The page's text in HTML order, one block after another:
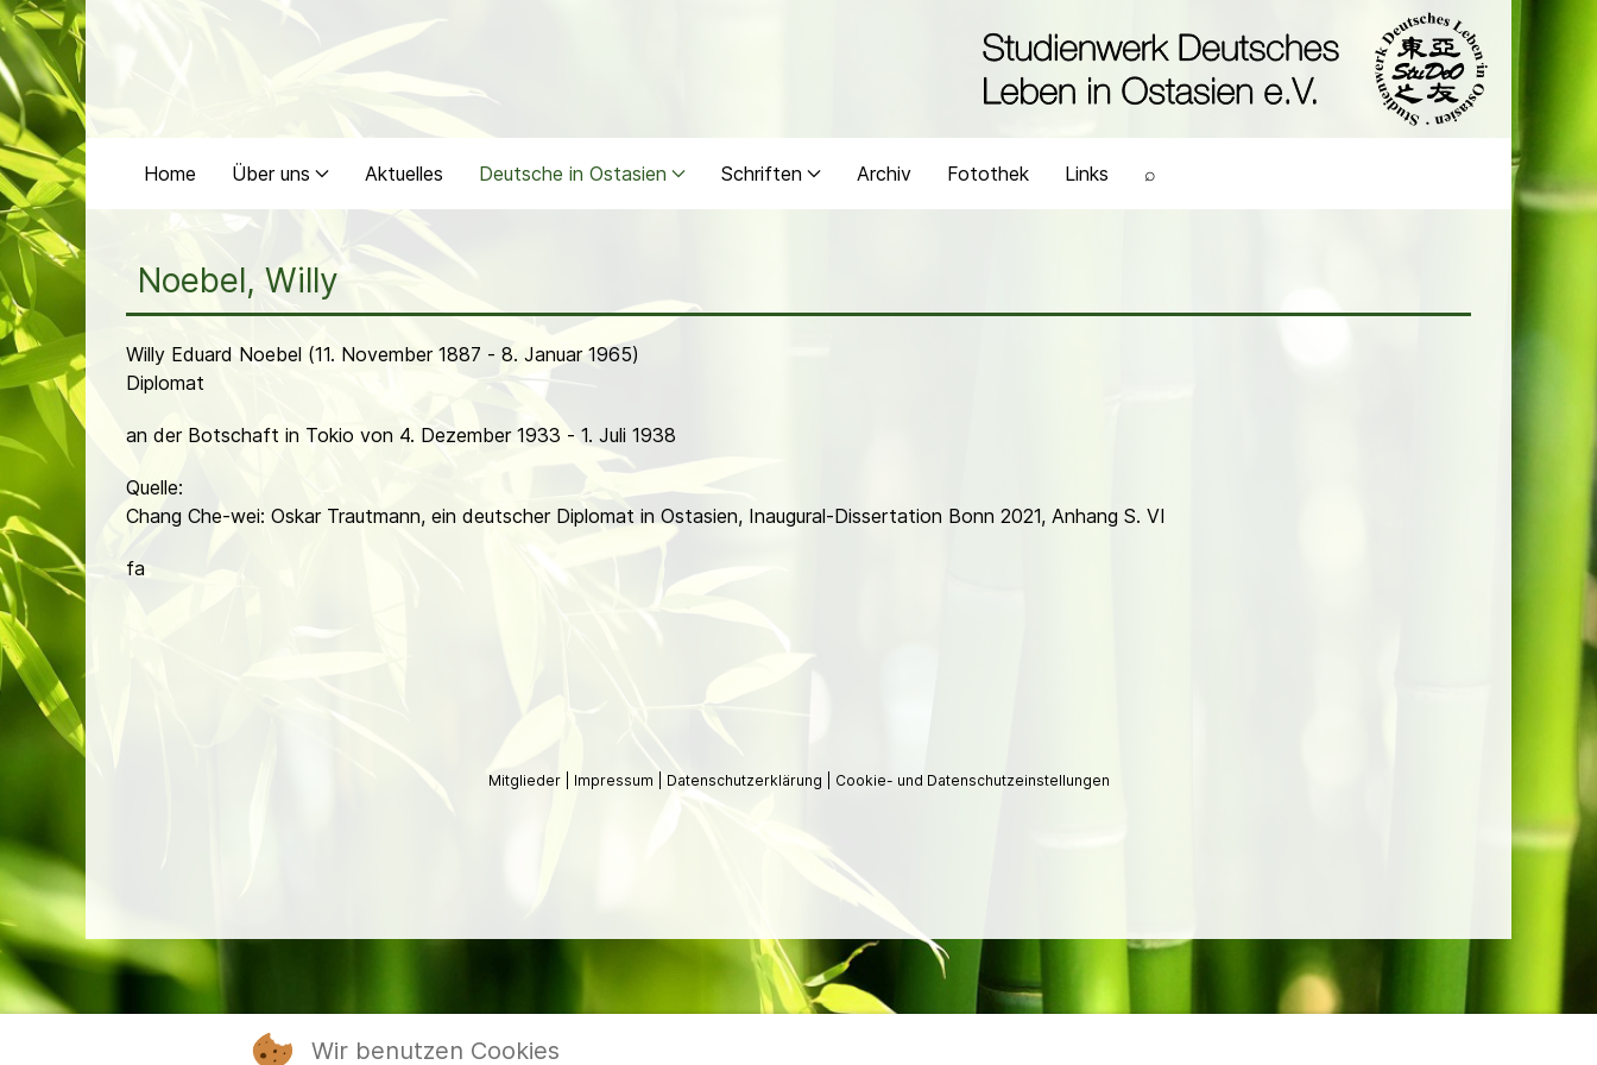
Home Über uns Aktuelles Deutsche in Ostasien Schriften Archiv Fotothek Links ⌕
Noebel, Willy
Willy Eduard Noebel (11. November 1887 - 8. Januar 1965)
Diplomat
an der Botschaft in Tokio von 4. Dezember 1933 - 1. Juli 1938
Quelle:
Chang Che-wei: Oskar Trautmann, ein deutscher Diplomat in Ostasien, Inaugural-Dissertation Bonn 2021, Anhang S. VI
fa
Mitglieder Impressum Datenschutzerklärung Cookie- und Datenschutzeinstellungen
Wir benutzen Cookies